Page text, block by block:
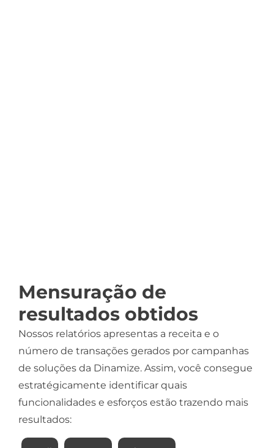
Mensuração de
resultados obtidos
Nossos relatórios apresentas a receita e o
número de transações gerados por campanhas
de soluções da Dinamize. Assim, você consegue
estratégicamente identificar quais
funcionalidades e esforços estão trazendo mais
resultados: